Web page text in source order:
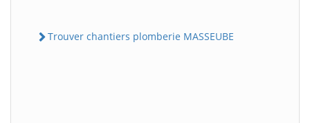
Trouver chantiers plomberie MASSEUBE